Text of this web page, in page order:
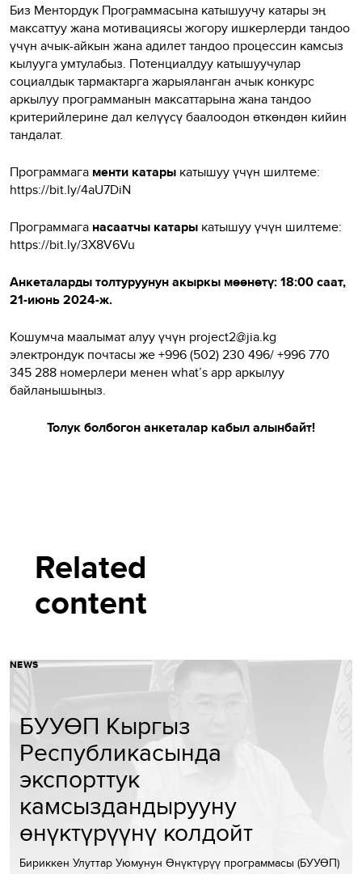
Биз Ментордук Программасына катышуучу катары эң
максаттуу жана мотивациясы жогору ишкерлерди тандоо
үчүн ачык-айкын жана адилет тандоо процессин камсыз
кылууга умтулабыз. Потенциалдуу катышуучулар
социалдык тармактарга жарыяланган ачык конкурс
аркылуу программанын максаттарына жана тандоо
критерийлерине дал келүүсү баалоодон өткөндөн кийин
тандалат.
Программага менти катары катышуу үчүн шилтеме:
https://bit.ly/4aU7DiN
Программага насаатчы катары катышуу үчүн шилтеме:
https://bit.ly/3X8V6Vu
Анкеталарды толтуруунун акыркы мөөнөтү: 18:00 саат,
21-июнь 2024-ж.
Кошумча маалымат алуу үчүн project2@jia.kg
электрондук почтасы же +996 (502) 230 496/ +996 770
345 288 номерлери менен what’s app аркылуу
байланышыңыз.
Толук болбогон анкеталар кабыл алынбайт!
Related
content
NEWS
БУУӨП Кыргыз
Республикасында
экспорттук
камсыздандырууну
өнүктүрүүнү колдойт
Бириккен Улуттар Уюмунун Өнүктүрүү программасы (БУУӨП)